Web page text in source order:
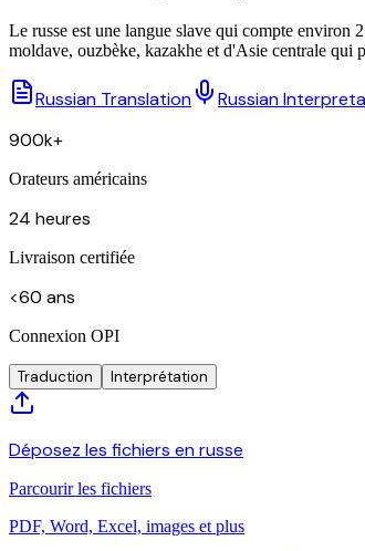
Le russe est une langue slave qui compte environ
moldave, ouzbèke, kazakhe et d'Asie centrale qui
Russian Translation
Russian
900k+
Orateurs américains
24 heures
Livraison certifiée
<60 ans
Connexion OPI
Traduction Interprétation
Déposez les fichiers en russe
Parcourir les fichiers
PDF, Word, Excel, images et plus